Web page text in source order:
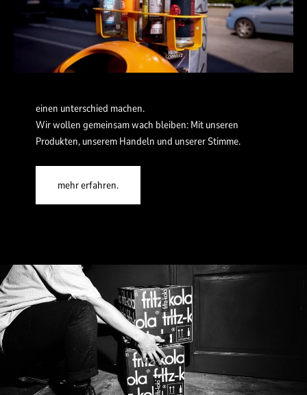
einen unterschied machen.
Wir wollen gemeinsam wach bleiben: Mit unseren
Produkten, unserem Handeln und unserer Stimme.
mehr erfahren.